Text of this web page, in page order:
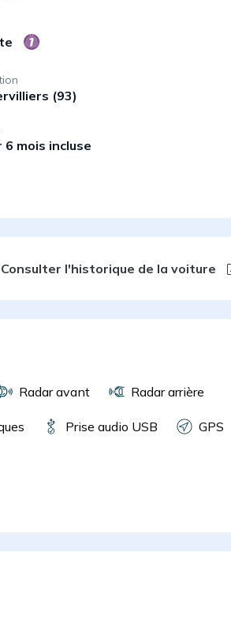
(93)
6 mois incluse
Consulter l'historique de la voiture
Radar avant Radar arrière
Prise audio USB GPS